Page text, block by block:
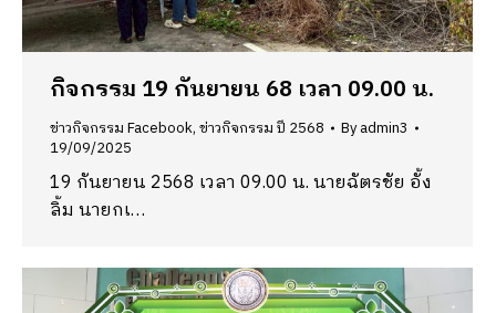
กิจกรรม 19 กันยายน 68 เวลา 09.00 น.
ข่าวกิจกรรม Facebook,ข่าวกิจกรรม ปี 2568 Byadmin3
19/09/2025
19 กันยายน 2568 เวลา 09.00 น. นายฉัตรชัย อั้ง
ลิ้ม นายกเ…